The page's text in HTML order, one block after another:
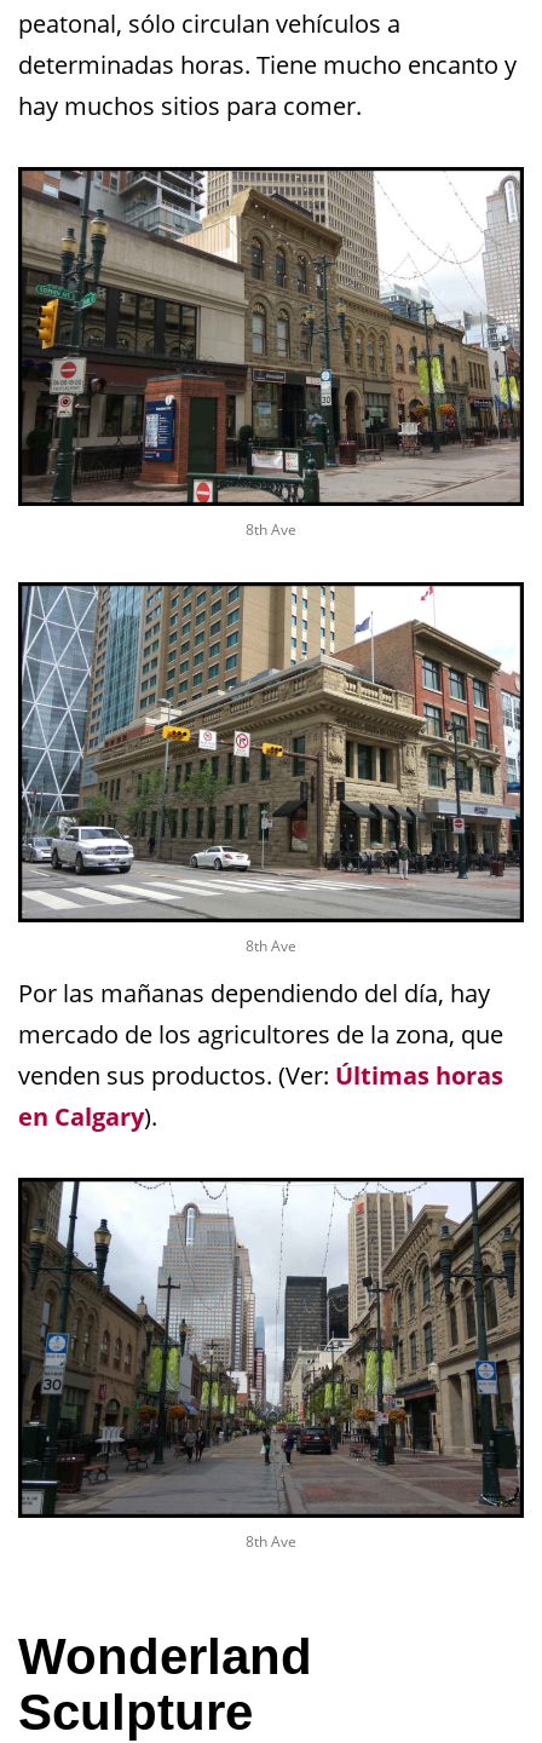
peatonal, sólo circulan vehículos a
determinadas horas. Tiene mucho encanto y
hay muchos sitios para comer.
8th Ave
8th Ave
Por las mañanas dependiendo del día, hay
mercado de los agricultores de la zona, que
venden sus productos. (Ver: Últimas horas
en Calgary).
8th Ave
Wonderland
Sculpture